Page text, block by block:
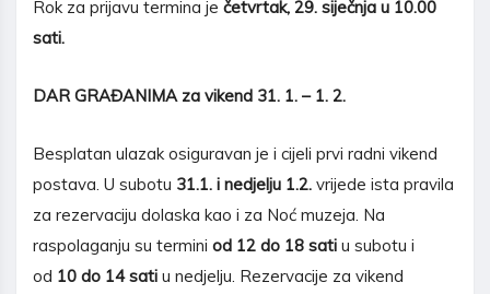
Rok za prijavu termina je četvrtak, 29. siječnja u 10.00
sati.
DAR GRAĐANIMA za vikend 31. 1. – 1. 2.
Besplatan ulazak osiguravan je i cijeli prvi radni vikend
postava. U subotu 31.1. i nedjelju 1.2. vrijede ista pravila
za rezervaciju dolaska kao i za Noć muzeja. Na
raspolaganju su termini od 12 do 18 sati u subotu i
od 10 do 14 sati u nedjelju. Rezervacije za vikend